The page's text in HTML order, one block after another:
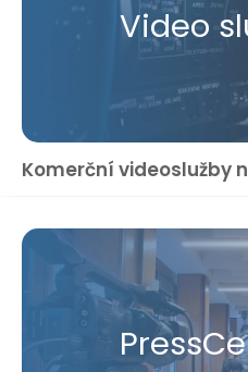
Video
Komerční videoslužby